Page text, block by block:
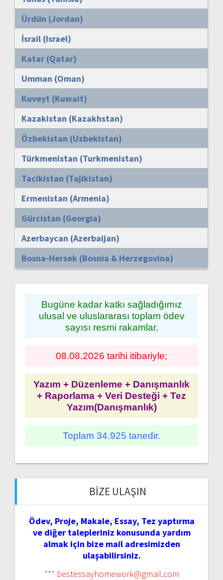
Ürdün (Jordan)
İsrail (Israel)
Katar (Qatar)
Umman (Oman)
Kuveyt (Kuwait)
Kazakistan (Kazakhstan)
Özbekistan (Uzbekistan)
Türkmenistan (Turkmenistan)
Tacikistan (Tajikistan)
Ermenistan (Armenia)
Gürcistan (Georgia)
Azerbaycan (Azerbaijan)
Bosna-Hersek (Bosnia & Herzegovina)
Bugüne kadar katkı sağladığımız
ulusal ve uluslararası toplam ödev
sayısı resmi rakamlar,
08.08.2026 tarihi itibariyle;
Yazım + Düzenleme + Danışmanlık
+ Raporlama + Veri Desteği + Tez
Yazım(Danışmanlık)
Toplam 34.925 tanedir.
BIZE ULAŞIN
Ödev, Proje, Makale, Essay, Tez yaptırma
ve diğer talepleriniz konusunda yardım
almak için bize mail adresimizden
ulaşabilirsiniz.
*** bestessayhomework@gmail.com